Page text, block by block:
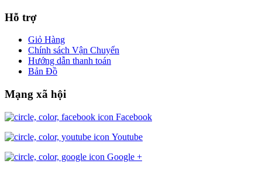
Hỗ trợ
Giỏ Hàng
Chính sách Vận Chuyển
Hướng dẫn thanh toán
Bản Đồ
Mạng xã hội
Facebook
Youtube
Google +